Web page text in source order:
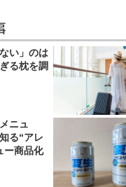
い」のは
る枕を調
ニュ
る“アレ
ー商品化